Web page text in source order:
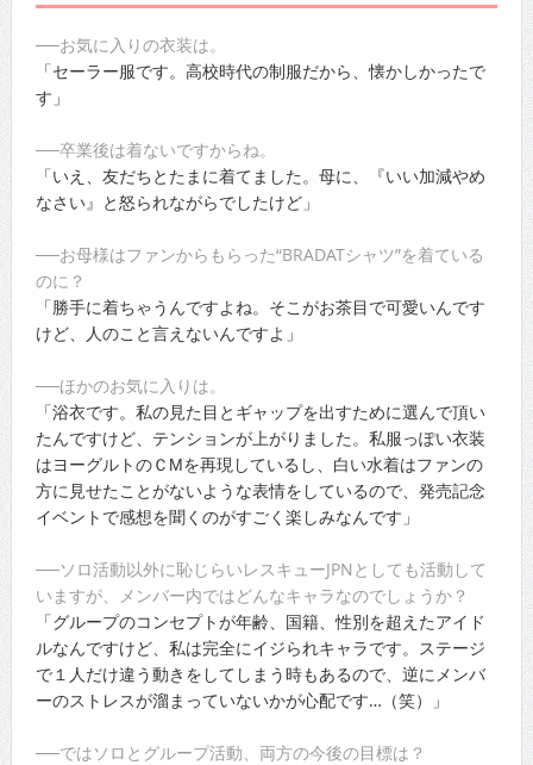
──お気に入りの衣装は。
「セーラー服です。高校時代の制服だから、懐かしかったで
す」
──卒業後は着ないですからね。
「いえ、友だちとたまに着てました。母に、『いい加減やめ
なさい』と怒られながらでしたけど」
──お母様はファンからもらった“BRADATシャツ”を着ている
のに？
「勝手に着ちゃうんですよね。そこがお茶目で可愛いんです
けど、人のこと言えないんですよ」
──ほかのお気に入りは。
「浴衣です。私の見た目とギャップを出すために選んで頂い
たんですけど、テンションが上がりました。私服っぽい衣装
はヨーグルトのＣМを再現しているし、白い水着はファンの
方に見せたことがないような表情をしているので、発売記念
イベントで感想を聞くのがすごく楽しみなんです」
──ソロ活動以外に恥じらいレスキューJPNとしても活動して
いますが、メンバー内ではどんなキャラなのでしょうか？
「グループのコンセプトが年齢、国籍、性別を超えたアイド
ルなんですけど、私は完全にイジられキャラです。ステージ
で１人だけ違う動きをしてしまう時もあるので、逆にメンバ
ーのストレスが溜まっていないかが心配です…（笑）」
──ではソロとグループ活動、両方の今後の目標は？